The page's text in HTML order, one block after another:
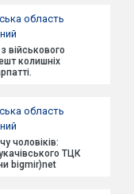
область
військового
колишніх
область
чоловіків:
ТЦК
bigmir)net